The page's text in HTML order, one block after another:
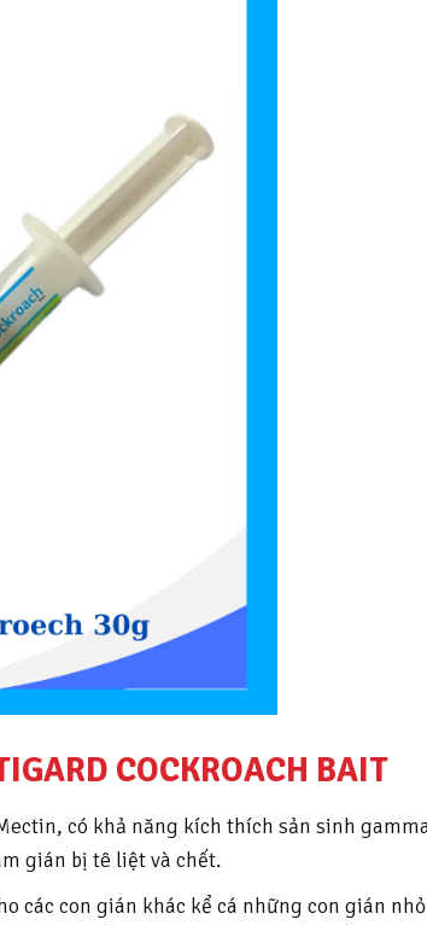
COCKROACH BAIT
có khả năng kích thích sản sinh
gián bị tê liệt và chết.
các con gián khác kể cá những con gián